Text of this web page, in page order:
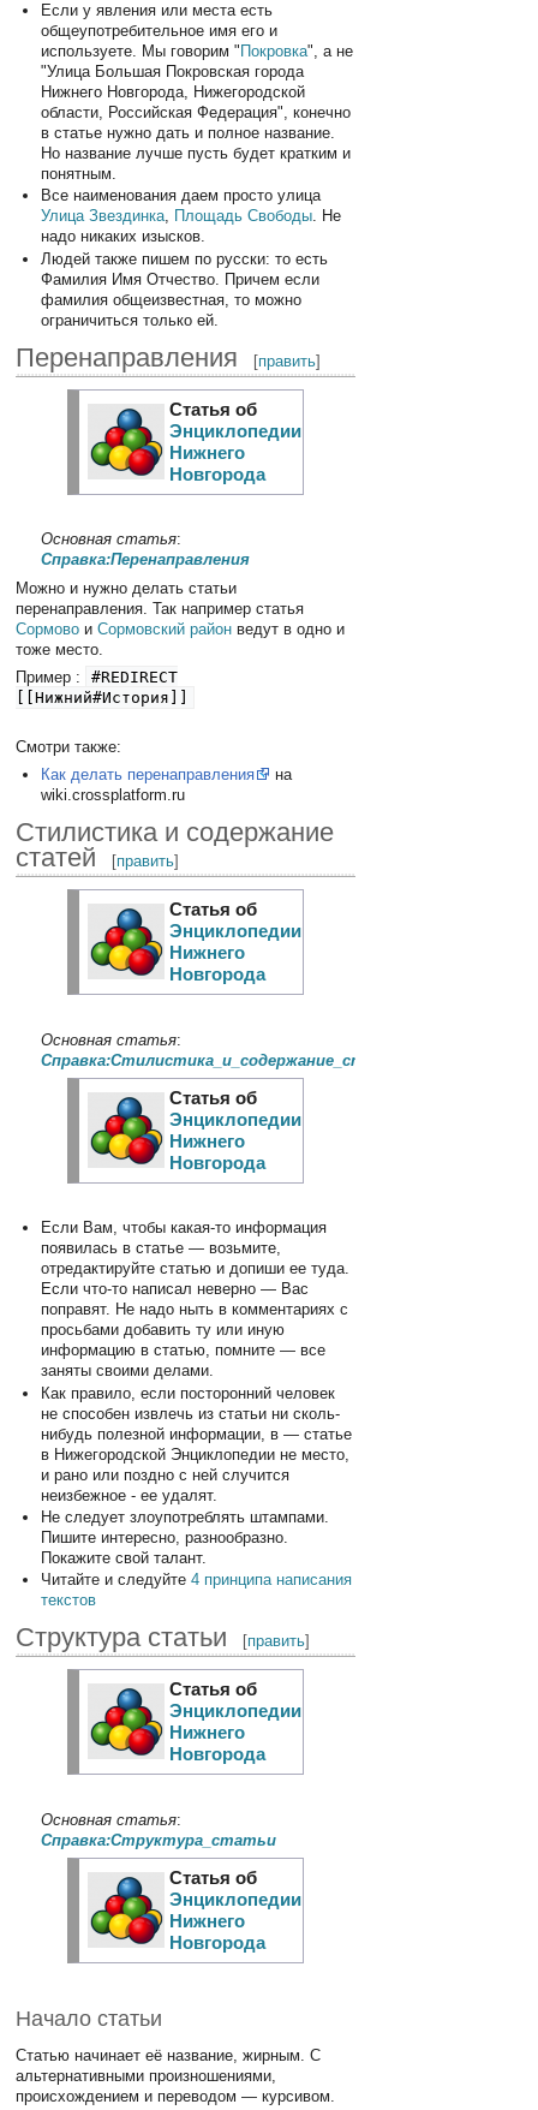
Если у явления или места есть
общеупотребительное имя его и
используете. Мы говорим " Покровка", а не
"Улица Большая Покровская города
Нижнего Новгорода, Нижегородской
области, Российская Федерация", конечно
в статье нужно дать и полное название.
Но название лучше пусть будет кратким и
понятным.
Все наименования даем просто улица
Улица Звездинка, Площадь Свободы. Не
надо никаких изысков.
Людей также пишем по русски: то есть
Фамилия Имя Отчество. Причем если
фамилия общеизвестная, то можно
ограничиться только ей.
Перенаправления [править]
Статья об
Энциклопедии
Нижнего
Новгорода
Основная статья:
Справка:Перенаправления
Можно и нужно делать статьи
перенаправления. Так например статья
Сормово иСормовский район ведут в одно и
тоже место.
Пример :
#REDIRECT
[[Нижний#История]]
Смотри также:
Как делать перенаправления
на
wiki.crossplatform.ru
Стилистика и содержание
статей
[править]
Статья об
Энциклопедии
Нижнего
Новгорода
Основная статья:
Справка:Стилистика_и_содержание_статей
Статья об
Энциклопедии
Нижнего
Новгорода
Если Вам, чтобы какая-то информация
появилась в статье — возьмите,
отредактируйте статью и допиши ее туда.
Если что-то написал неверно — Вас
поправят. Не надо ныть в комментариях с
просьбами добавить ту или иную
информацию в статью, помните — все
заняты своими делами.
Как правило, если посторонний человек
не способен извлечь из статьи ни сколь-
нибудь полезной информации, в — статье
в Нижегородской Энциклопедии не место,
и рано или поздно с ней случится
неизбежное - ее удалят.
Не следует злоупотреблять штампами.
Пишите интересно, разнообразно.
Покажите свой талант.
Читайте и следуйте 4 принципа написания
текстов
Структура статьи [править]
Статья об
Энциклопедии
Нижнего
Новгорода
Основная статья:
Справка:Структура_статьи
Статья об
Энциклопедии
Нижнего
Новгорода
Начало статьи
Статью начинает её название, жирным. С
альтернативными произношениями,
происхождением и переводом — курсивом.